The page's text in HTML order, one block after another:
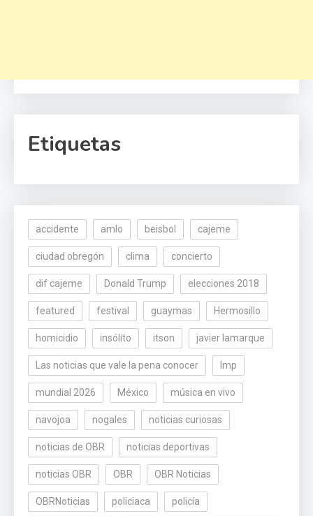
Etiquetas
accidente amlo beisbol cajeme
ciudad obregón clima concierto
dif cajeme Donald Trump elecciones 2018
featured festival guaymas Hermosillo
homicidio insólito itson javier lamarque
Las noticias que vale la pena conocer lmp
mundial 2026 México música en vivo
navojoa nogales noticias curiosas
noticias de OBR noticias deportivas
noticias OBR OBR OBR Noticias
OBRNoticias policiaca policía